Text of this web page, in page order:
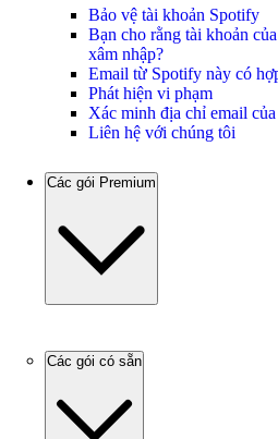
Bảo vệ tài khoản Spotify
Bạn cho rằng tài khoản
xâm nhập?
Email từ Spotify này có
Phát hiện vi phạm
Xác minh địa chỉ email của
Liên hệ với chúng tôi
Các gói Premium
Các gói có sẵn